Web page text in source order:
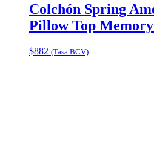
Colchón Spring
Pillow Top
$882 (Tasa BCV)